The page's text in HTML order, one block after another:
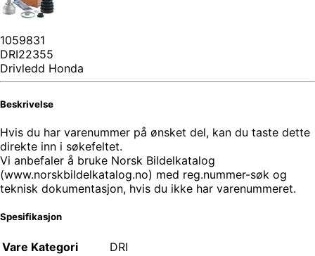
1059831
DRI22355
Drivledd Honda
Beskrivelse
Hvis du har varenummer på ønsket del, kan du taste dette
direkte inn i søkefeltet.
Vi anbefaler å bruke Norsk Bildelkatalog
(www.norskbildelkatalog.no) med reg.nummer-søk og
teknisk dokumentasjon, hvis du ikke har varenummeret.
Spesifikasjon
Vare Kategori
DRI